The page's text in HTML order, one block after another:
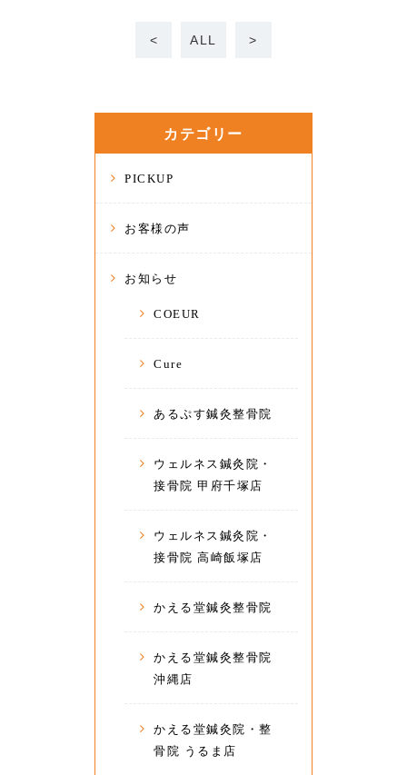
< ALL >
カテゴリー
PICKUP
お客様の声
お知らせ
COEUR
Cure
あるぷす鍼灸整骨院
ウェルネス鍼灸院・
接骨院 甲府千塚店
ウェルネス鍼灸院・
接骨院 高崎飯塚店
かえる堂鍼灸整骨院
かえる堂鍼灸整骨院
沖縄店
かえる堂鍼灸院・整
骨院 うるま店